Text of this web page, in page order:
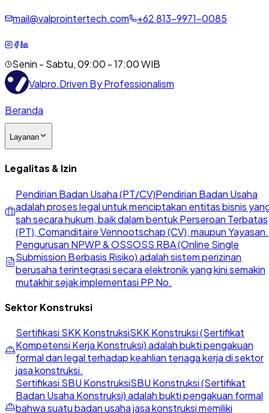
mail@valprointertech.com +62813-9971-0085
Senin - Sabtu, 09:00 - 17:00 WIB
Valpro.Driven By Professionalism
Beranda
Layanan
Legalitas & Izin
Pendirian Badan Usaha (PT/CV)Pendirian Badan Usaha
adalah proses legal untuk menciptakan entitas bisnis
sah secara hukum, baik dalam bentuk Perseroan Terbatas
(PT), Comanditaire Vennootschap (CV), maupun Yayasan.
Pengurusan NPWP & OSSOSS RBA (Online Single
Submission Berbasis Risiko) adalah sistem perizinan
berusaha terintegrasi secara elektronik yang kini semakin
mutakhir sejak implementasi PP No.
Sektor Konstruksi
Sertifikasi SKK KonstruksiSKK Konstruksi (Sertifikat
Kompetensi Kerja Konstruksi) adalah bukti pengakuan
formal dan legal terhadap keahlian tenaga kerja di sektor
jasa konstruksi.
Sertifikasi SBU KonstruksiSBU Konstruksi (Sertifikat
Badan Usaha Konstruksi) adalah bukti pengakuan formal
bahwa suatu badan usaha jasa konstruksi memiliki